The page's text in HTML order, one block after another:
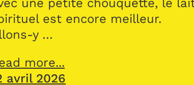
une petite chouquette, le
est encore meilleur.
y …
more...
avril 2026